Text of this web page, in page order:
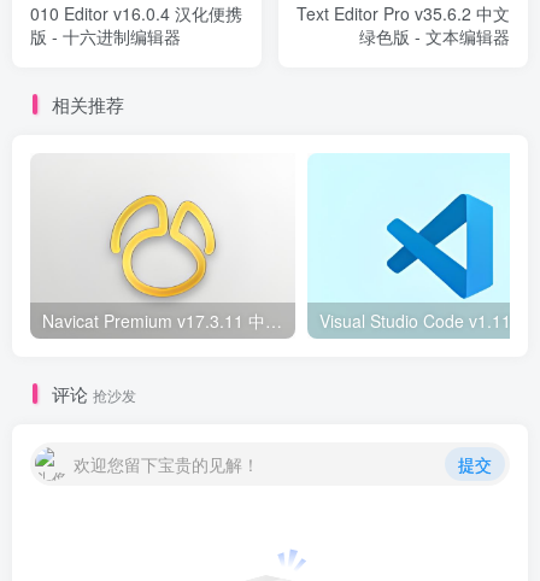
010 Editor v16.0.4 汉化便携
版 - 十六进制编辑器
Text Editor Pro v35.6.2 中文
绿色版 - 文本编辑器
相关推荐
Navicat Premium v17.3.11 中文高级版—多连接数据库管理工具
评论 抢沙发
欢迎您留下宝贵的见解！ 提交